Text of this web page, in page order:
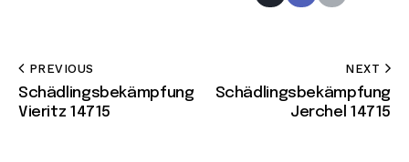
PREVIOUS
Schädlingsbekämpfung
Vieritz 14715
NEXT
Schädlingsbekämpfung
Jerchel 14715